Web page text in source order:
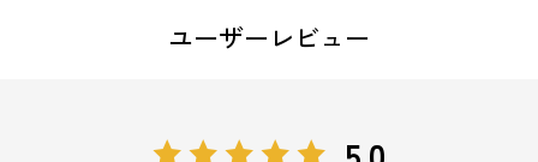
ユーザーレビュー